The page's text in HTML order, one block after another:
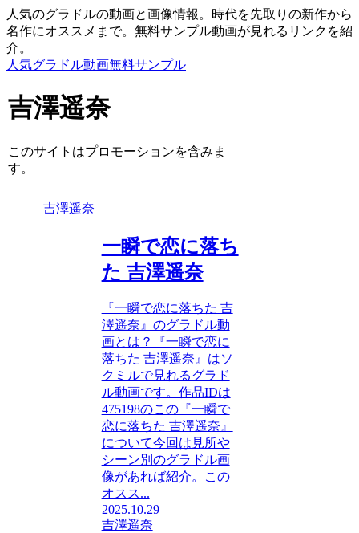
人気のグラドルの動画と画像情報。時代を先取りの新作から
名作にオススメまで。無料サンプル動画が見れるリンクを紹
介。
人気グラドル動画無料サンプル
吉澤遥奈
このサイトはプロモーションを含みま
す。
吉澤遥奈
一瞬で恋に落ち
た 吉澤遥奈
『一瞬で恋に落ちた 吉
澤遥奈』のグラドル動
画とは？『一瞬で恋に
落ちた 吉澤遥奈』はソ
クミルで見れるグラド
ル動画です。作品IDは
475198のこの『一瞬で
恋に落ちた 吉澤遥奈』
について今回は見所や
シーン別のグラドル画
像があれば紹介。この
オスス...
2025.10.29
吉澤遥奈